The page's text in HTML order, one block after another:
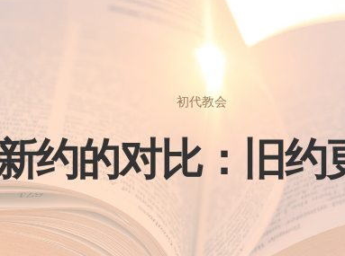
初代教会
约的对比：旧约